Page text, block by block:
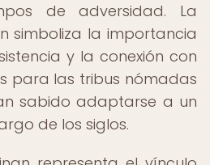
de adversidad. La
simboliza la importancia
y la conexión con
para las tribus nómadas
sabido adaptarse a un
de los siglos.